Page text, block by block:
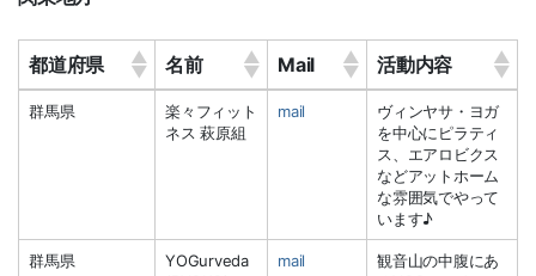
都道府県 名前 Mail
活動内容
都道府県
名前 Mail 活動内容
群馬県
楽々フィット
ネス 萩原組
mail
ヴィンヤサ・ヨガ
を中心にピラティ
ス、エアロビクス
などアットホーム
な雰囲気でやって
います♪
群馬県
YOGurveda
mail
観音山の中腹にあ